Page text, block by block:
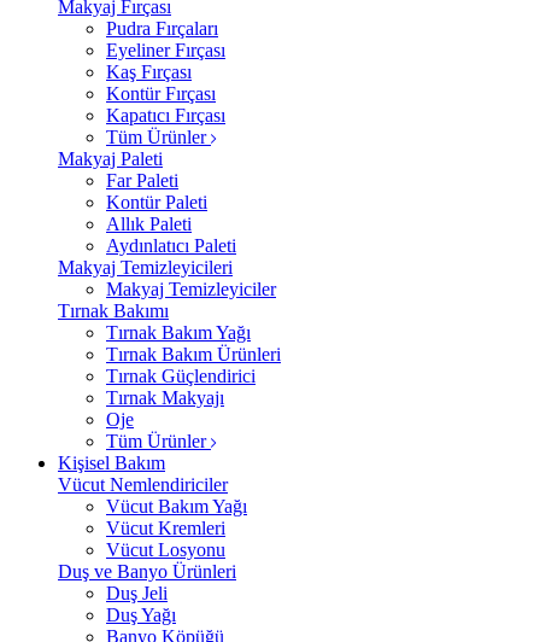
Makyaj Fırçası
Pudra Fırçaları
Eyeliner Fırçası
Kaş Fırçası
Kontür Fırçası
Kapatıcı Fırçası
Tüm Ürünler
Makyaj Paleti
Far Paleti
Kontür Paleti
Allık Paleti
Aydınlatıcı Paleti
Makyaj Temizleyicileri
Makyaj Temizleyiciler
Tırnak Bakımı
Tırnak Bakım Yağı
Tırnak Bakım Ürünleri
Tırnak Güçlendirici
Tırnak Makyajı
Oje
Tüm Ürünler
Kişisel Bakım
Vücut Nemlendiriciler
Vücut Bakım Yağı
Vücut Kremleri
Vücut Losyonu
Duş ve Banyo Ürünleri
Duş Jeli
Duş Yağı
Banyo Köpüğü